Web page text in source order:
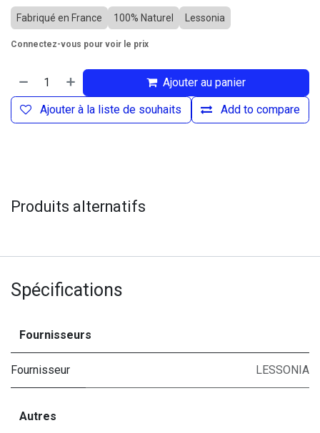
Fabriqué en France 100% Naturel Lessonia
Connectez-vous pour voir le prix
Ajouter au panier
Add to compare
Ajouter à la liste de souhaits
Produits alternatifs
Spécifications
Fournisseurs
Fournisseur LESSONIA
Autres